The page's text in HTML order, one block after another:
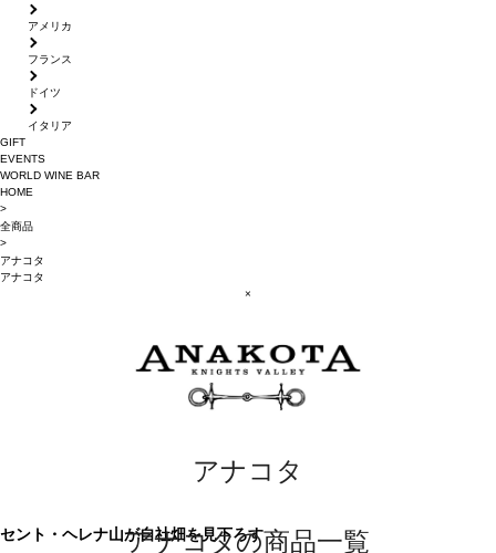
アメリカ
フランス
ドイツ
イタリア
GIFT
EVENTS
WORLD WINE BAR
HOME
>
全商品
>
アナコタ
アナコタ
×
アナコタ
セント・ヘレナ山が自社畑を見下ろす
アナコタの商品一覧